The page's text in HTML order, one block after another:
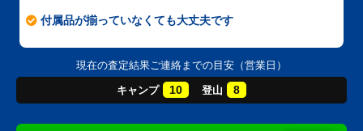
付属品が揃っていなくても大丈夫です
現在の査定結果ご連絡までの目安（営業日）
キャンプ 10 登山 8